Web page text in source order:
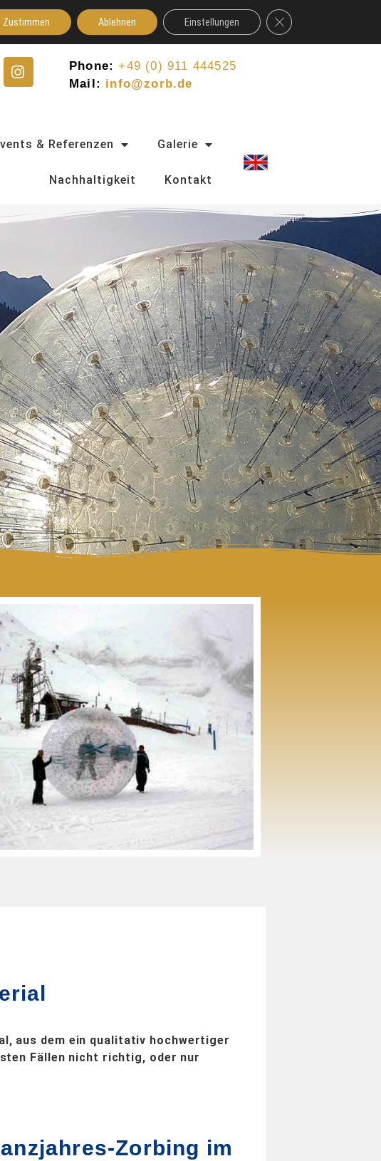
I
n
g
r
Phone: +49 (0) 911 444525
Mail: info@zorb.de
& Referenzen Galerie
Nachhaltigkeit Kontakt
aus dem ein qualitativ hochwertiger
Fällen nicht richtig, oder nur
Zorbing im
Zustimmen Ablehnen Einstellungen GDPR Cookie-Banner